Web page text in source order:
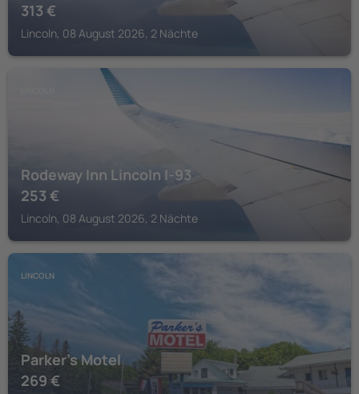
313 €
Lincoln, 08 August 2026, 2 Nächte
Rodeway Inn Lincoln I-93
253 €
Lincoln, 08 August 2026, 2 Nächte
LINCOLN
Parker's Motel
269 €